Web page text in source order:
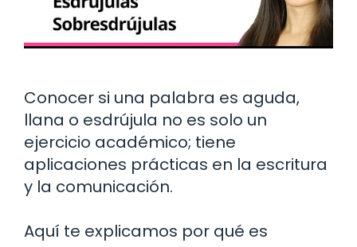
Conocer si una palabra es aguda,
llana o esdrújula no es solo un
ejercicio académico; tiene
aplicaciones prácticas en la escritura
y la comunicación.
Aquí te explicamos por qué es